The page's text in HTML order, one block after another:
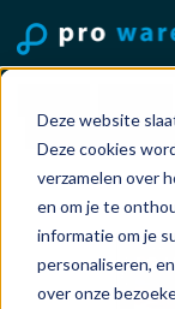
Deze website
Deze cookies
verzamelen over
en om je te
informatie om je
personaliseren,
over onze
LG 27"